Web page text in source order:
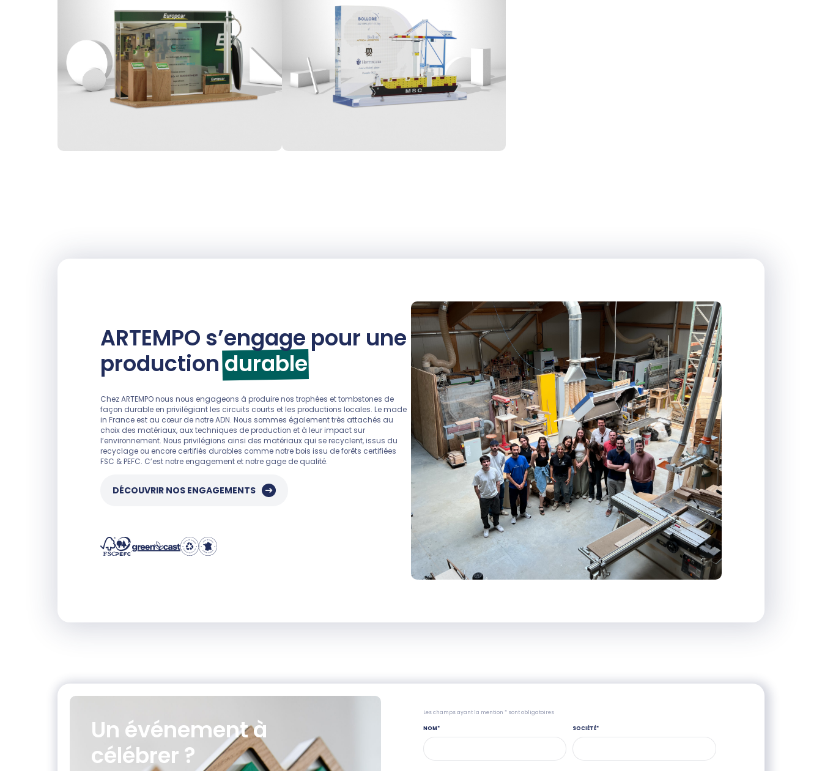
ARTEMPO s’engage pour une
productiondurable
Chez ARTEMPO nous nous engageons à produire nos trophées et tombstones de
façon durable en privilégiant les circuits courts et les productions locales. Le made
in France est au cœur de notre ADN. Nous sommes également très attachés au
choix des matériaux, aux techniques de production et à leur impact sur
l’environnement. Nous privilégions ainsi des matériaux qui se recyclent, issus du
recyclage ou encore certifiés durables comme notre bois issu de forêts certifiées
FSC & PEFC. C’est notre engagement et notre gage de qualité.
DÉCOUVRIR NOS ENGAGEMENTS
Un événementà
célébrer ?
Les champs ayant la mention * sont obligatoires
NOM* SOCIÉTÉ*